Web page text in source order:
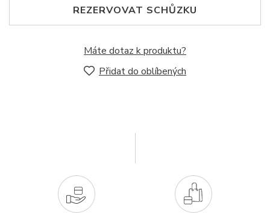
REZERVOVAT SCHŮZKU
Máte dotaz k produktu?
Přidat do oblíbených